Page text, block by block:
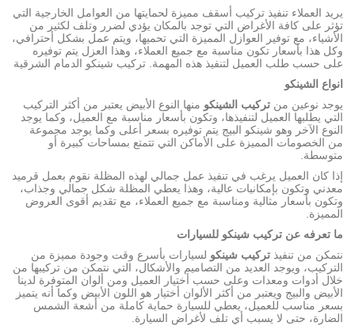
يريد العملاء تنفيذ تركيب أسقف مميزة لحمايتها من العوامل الخارجية التي
تؤثر على كافة الأغراض التي توجد بالمكان يؤدي لضرر وتلف لكثير من
الأشياء، مع توفير العوازل المميزة التي تحميها، ويتم عمل بشكل أحترافي،
وكل هذا بأسعار تكون مناسبة مع جميع العملاء، وهذا العزل يتم توفيره
على حسب طلب العميل لتنفيذ هذه المهمة. تركيب شينكو الدمام الشرقية
انواع الشينكو
يوجد نوعين من تركيب الشينكو منها النوع الأبيض يعتبر من أكثر التركيب
التي يطلبها العميل لتنفيذها، وتكون بأسعار مناسبة مع العميل، وكما يوجد
النوع الآخر وهو شينكو البيج يتم توفيره بسعر أعلى وكما يوجد مجموعة
من الخصومات المميزة على الأماكن التي تتمتع بمساحات كبيرة أو
متوسطة.
إذا كان العميل يرغب في تنفيذ عمل جمالي لهذه المظلة نقوم بعمل قرميد
معدني وتكون بإمكانيات عالية، وهذا يعطي المظلة شكل جمالي وجذاب،
وتكون بأسعار مثالية ومناسبة مع جميع العملاء، مع تقديم أقوى العروض
المميزة.
ما تعرفه عن تركيب شينكو للسيارات
نتمكن من تنفيذ تركيب شينكو لسيارات بأسرع وقت وجودة مميزة من
التركيب، ويوجد العديد من التصاميم والأشكال، التي نتمكن من تركيبها من
خلال أدوات ومعدات وعلى حسب أختيار العميل ومن ألوان المتوفرة لدينا
الأبيض والبيج ويعتبر من أكثر الألوان أختيار هو اللون الأبيض وكما أنه يتميز
بسعر مناسب للعميل، يعطي للسيارة حماية كاملة من أشعة الشمس
الضارة، حتى لا يسبب أي تلف لأغراض السيارة.